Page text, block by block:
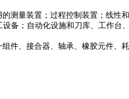
测量装置；过程控制装置；线性
备；自动化设施和刀库、工作台
件、接合器、轴承、橡胶元件、